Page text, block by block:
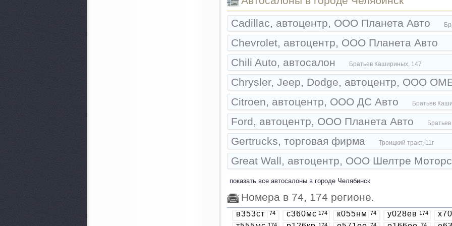
Cadillac, автоцентр, ООО Планета Авто
Chevrolet, автоцентр, ООО Планета Авто
Chili Auto, автосалон Братьев Кашириных, 147
Chrysler, Jeep, Dodge, автоцентр, ООО
Citroen, автоцентр, ООО ДС Авто Братьев
Ford, автоцентр, ООО Планета Авто
Gertrucks, торговая фирма Троицкий тракт, 11г
Great Wall, автоцентр, ООО Шелтре Моторс
показать все автоcалоны в городе Челябинск
Номера в 74, 174 регионе.
в353ст 74
В 353 СТ 74
номер
с360мс 174
С 360 МС
174 номер
к055нм 74
К 055 НМ 74
номер
у028ев 174
У 028 ЕВ
174 номер
Х
174